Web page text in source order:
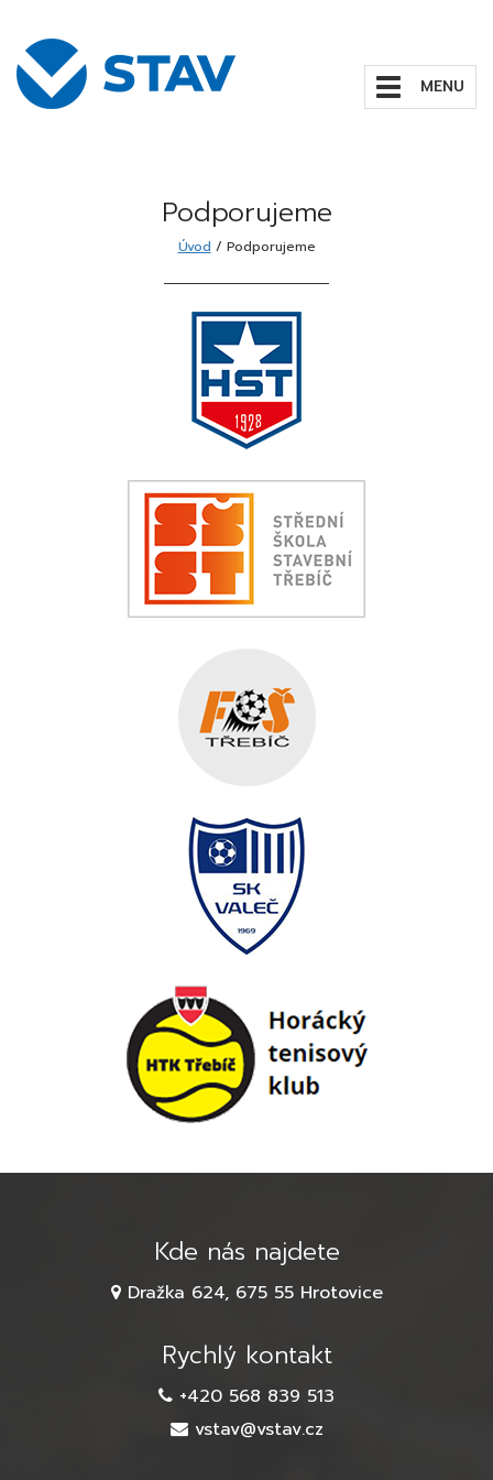
Zobrazit/skrýt
navigaci
Podporujeme
Úvod / Podporujeme
Kde nás najdete
Dražka 624, 675 55 Hrotovice
Rychlý kontakt
+420 568 839 513
vstav@vstav.cz